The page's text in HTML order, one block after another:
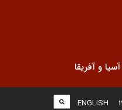
آسیا و آفریقا
ENGLISH